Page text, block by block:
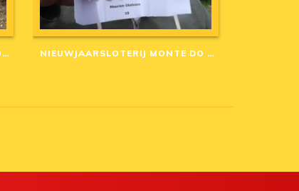
AANGEPASTE ANNULERINGSVOORWAARDEN IN CORONA-TIJD NIEUWJAARSLOTERIJ MONTE DO CASARÃO: WINNAARS VAN 2020